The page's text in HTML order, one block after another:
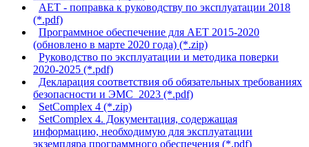
АЕТ - поправка к руководству по эксплуатации 2018
(*.pdf)
Программное обеспечение для АЕТ 2015-2020
(обновлено в марте 2020 года) (*.zip)
Руководство по эксплуатации и методика поверки
2020-2025 (*.pdf)
Декларация соответствия об обязательных требованиях
безопасности и ЭМС_2023 (*.pdf)
SetComplex 4 (*.zip)
SetComplex 4. Документация, содержащая
информацию, необходимую для эксплуатации
экземпляра программного обеспечения (*.pdf)